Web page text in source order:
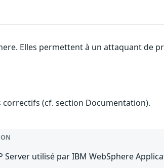
Elles permettent à un attaquant de
(cf. section Documentation).
Server utilisé par IBM WebSphere